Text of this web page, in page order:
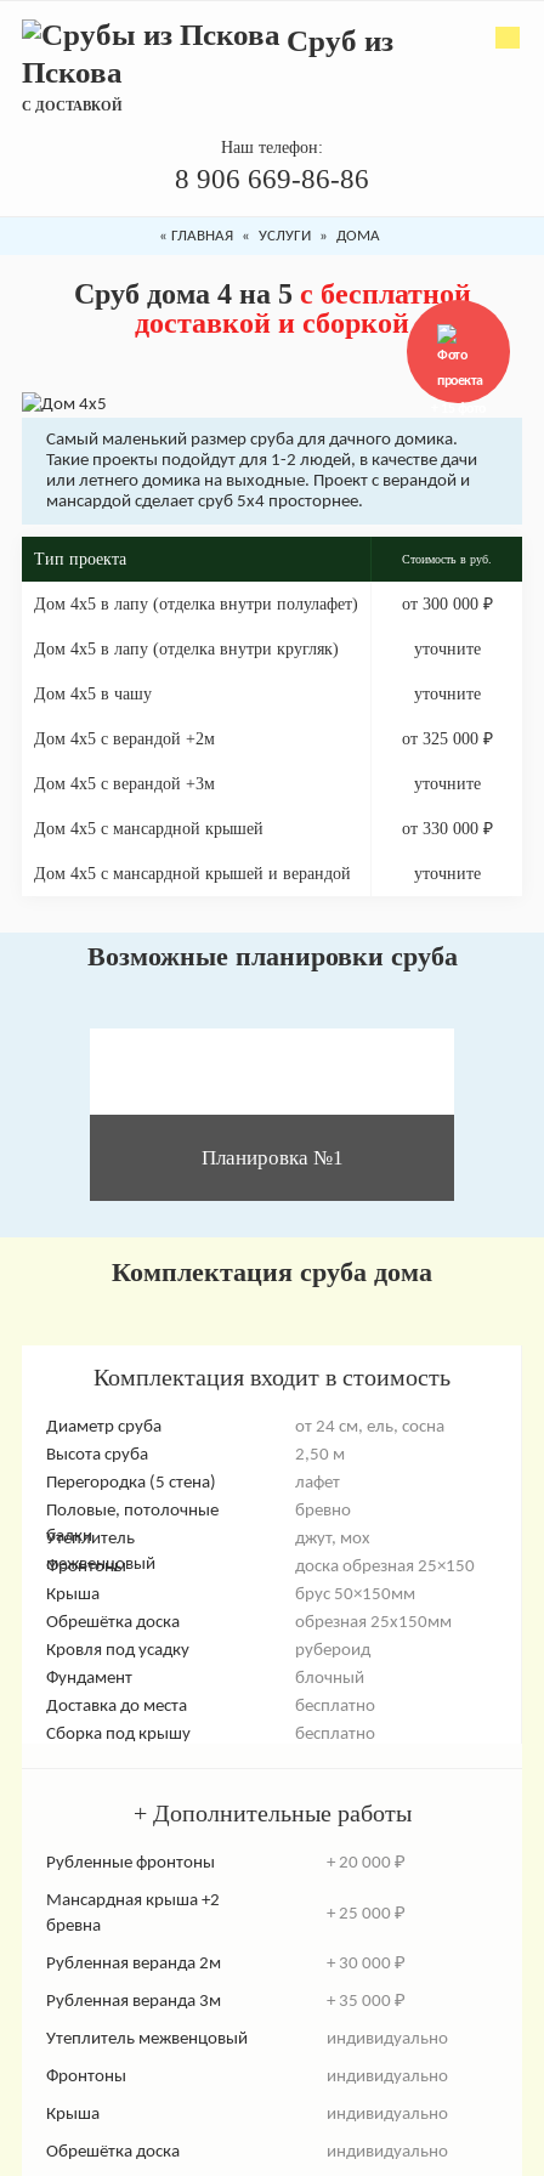
Сруб из
Пскова
С ДОСТАВКОЙ
Наш телефон:
8 906 669-86-86
« ГЛАВНАЯ « УСЛУГИ » ДОМА
Сруб дома 4 на 5 с бесплатной
доставкой и сборкой
Самый маленький размер сруба для дачного домика.
Такие проекты подойдут для 1-2 людей, в качестве дачи
или летнего домика на выходные. Проект с верандой и
мансардой сделает сруб 5х4 просторнее.
Тип проекта Стоимость в руб.
Дом 4х5 в лапу (отделка внутри полулафет) от 300 000 ₽
Дом 4х5 в лапу (отделка внутри кругляк) уточните
Дом 4х5 в чашу уточните
Дом 4х5 с верандой +2м от 325 000 ₽
Дом 4х5 с верандой +3м уточните
Дом 4х5 с мансардной крышей от 330 000 ₽
Дом 4х5 с мансардной крышей и верандой уточните
Возможные планировки сруба
Планировка №1
Комплектация сруба дома
Комплектация входит в стоимость
Диаметр сруба
от 24 см, ель, сосна
Высота сруба
2,50 м
Перегородка (5 стена)
лафет
Половые, потолочные
балки
бревно
Утеплитель
межвенцовый
джут, мох
Фронтоны
доска обрезная 25×150
Крыша
брус 50×150мм
Обрешётка доска
обрезная 25х150мм
Кровля под усадку
рубероид
Фундамент
блочный
Доставка до места
бесплатно
Сборка под крышу
бесплатно
+ Дополнительные работы
Рубленные фронтоны + 20 000 ₽
Мансардная крыша +2
бревна
+ 25 000 ₽
Рубленная веранда 2м + 30 000 ₽
Рубленная веранда 3м + 35 000 ₽
Утеплитель межвенцовый индивидуально
Фронтоны индивидуально
Крыша индивидуально
Обрешётка доска индивидуально